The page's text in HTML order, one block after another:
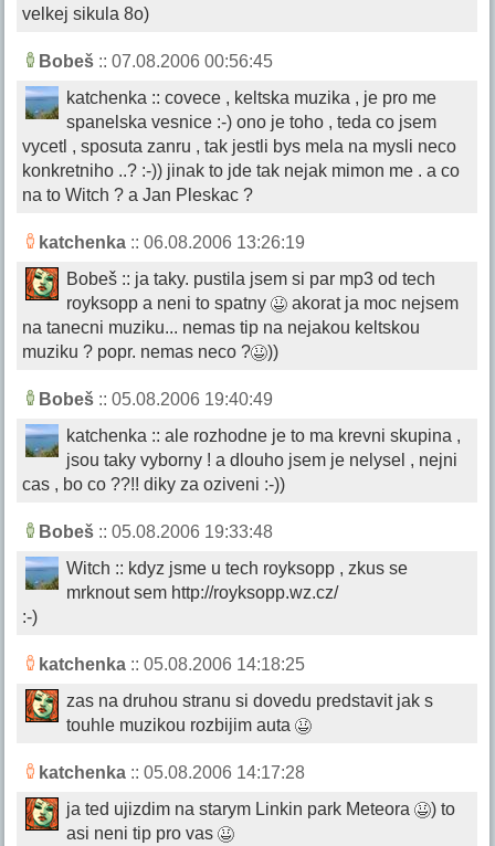
velkej sikula 8o)
Bobeš :: 07.08.2006 00:56:45
katchenka :: covece , keltska muzika , je pro me
spanelska vesnice :-) ono je toho , teda co jsem
vycetl , sposuta zanru , tak jestli bys mela na mysli neco
konkretniho ..? :-)) jinak to jde tak nejak mimon me . a co
na to Witch ? a Jan Pleskac ?
katchenka :: 06.08.2006 13:26:19
Bobeš :: ja taky. pustila jsem si par mp3 od tech
royksopp a neni to spatny
akorat ja moc nejsem
na tanecni muziku... nemas tip na nejakou keltskou
muziku ? popr. nemas neco ?
))
Bobeš :: 05.08.2006 19:40:49
katchenka :: ale rozhodne je to ma krevni skupina ,
jsou taky vyborny ! a dlouho jsem je nelysel , nejni
cas , bo co ??!! diky za oziveni :-))
Bobeš :: 05.08.2006 19:33:48
Witch :: kdyz jsme u tech royksopp , zkus se
mrknout sem http://royksopp.wz.cz/
:-)
katchenka :: 05.08.2006 14:18:25
zas na druhou stranu si dovedu predstavit jak s
touhle muzikou rozbijim auta
katchenka :: 05.08.2006 14:17:28
ja ted ujizdim na starym Linkin park Meteora
) to
asi neni tip pro vas